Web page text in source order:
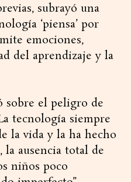
subrayó una
‘piensa’ por
emociones,
del aprendizaje y la
sobre el peligro de
tecnología siempre
la vida y la ha hecho
la ausencia total de
niños poco